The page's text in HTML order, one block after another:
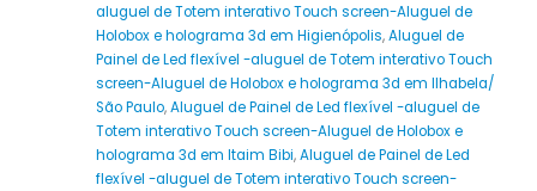
aluguel de Totem interativo Touch screen-Aluguel de
Holobox e holograma 3d em Higienópolis,Aluguel de
Painel de Led flexível -aluguel de Totem interativo Touch
screen-Aluguel de Holobox e holograma 3d em Ilhabela/
São Paulo,Aluguel de Painel de Led flexível -aluguel de
Totem interativo Touch screen-Aluguel de Holobox e
holograma 3d em Itaim Bibi,Aluguel de Painel de Led
flexível -aluguel de Totem interativo Touch screen-